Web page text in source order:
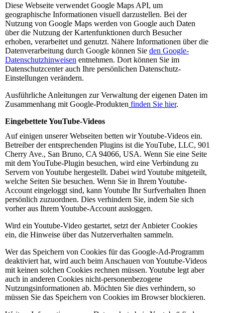
Diese Webseite verwendet Google Maps API, um
geographische Informationen visuell darzustellen. Bei der
Nutzung von Google Maps werden von Google auch Daten
über die Nutzung der Kartenfunktionen durch Besucher
erhoben, verarbeitet und genutzt. Nähere Informationen über die
Datenverarbeitung durch Google können Sie den Google-
Datenschutzhinweisen entnehmen. Dort können Sie im
Datenschutzcenter auch Ihre persönlichen Datenschutz-
Einstellungen verändern.
Ausführliche Anleitungen zur Verwaltung der eigenen Daten im
Zusammenhang mit Google-Produkten finden Sie hier.
Eingebettete YouTube-Videos
Auf einigen unserer Webseiten betten wir Youtube-Videos ein.
Betreiber der entsprechenden Plugins ist die YouTube, LLC, 901
Cherry Ave., San Bruno, CA 94066, USA. Wenn Sie eine Seite
mit dem YouTube-Plugin besuchen, wird eine Verbindung zu
Servern von Youtube hergestellt. Dabei wird Youtube mitgeteilt,
welche Seiten Sie besuchen. Wenn Sie in Ihrem Youtube-
Account eingeloggt sind, kann Youtube Ihr Surfverhalten Ihnen
persönlich zuzuordnen. Dies verhindern Sie, indem Sie sich
vorher aus Ihrem Youtube-Account ausloggen.
Wird ein Youtube-Video gestartet, setzt der Anbieter Cookies
ein, die Hinweise über das Nutzerverhalten sammeln.
Wer das Speichern von Cookies für das Google-Ad-Programm
deaktiviert hat, wird auch beim Anschauen von Youtube-Videos
mit keinen solchen Cookies rechnen müssen. Youtube legt aber
auch in anderen Cookies nicht-personenbezogene
Nutzungsinformationen ab. Möchten Sie dies verhindern, so
müssen Sie das Speichern von Cookies im Browser blockieren.